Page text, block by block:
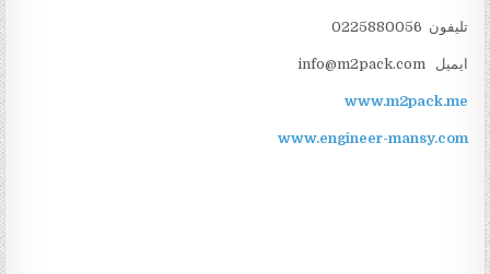
تليفون 0225880056
ايميل info@m2pack.com
www.m2pack.me
www.engineer-mansy.com